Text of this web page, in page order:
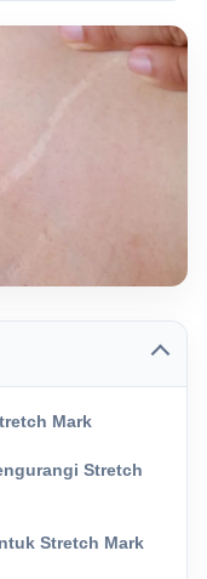
Mark
Stretch
Stretch Mark